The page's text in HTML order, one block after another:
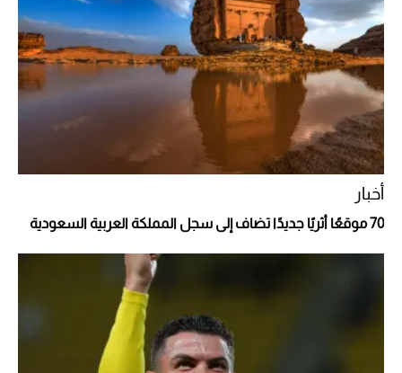
أغلى 10 عطور في العالم للرجال تمنحك فخامة
استثنائية
"بوجاتي ميسترال" الاستثنائية للبيع في مزاد
مونتيري
2026-07-23
أخبار
70 موقعًا أثريًا جديدًا تضاف إلى سجل المملكة العربية السعودية